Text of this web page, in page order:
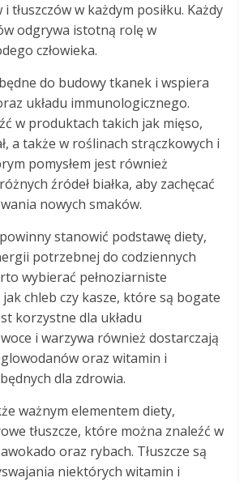
tłuszczów w każdym posiłku. Każdy
odgrywa istotną rolę w
człowieka.
do budowy tkanek i wspiera
układu immunologicznego.
w produktach takich jak mięso,
a także w roślinach strączkowych i
pomysłem jest również
źródeł białka, aby zachęcać
nowych smaków.
powinny stanowić podstawę diety,
potrzebnej do codziennych
wybierać pełnoziarniste
chleb czy kasze, które są bogate
korzystne dla układu
i warzywa również dostarczają
oraz witamin i
dla zdrowia.
ważnym elementem diety,
tłuszcze, które można znaleźć w
oraz rybach. Tłuszcze są
niektórych witamin i